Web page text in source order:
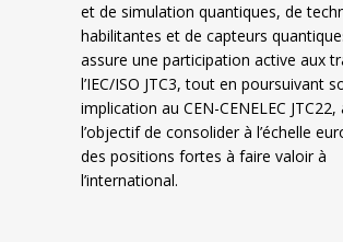
et de simulation quantiques, de
habilitantes et de capteurs
assure une participation active aux
l’IEC/ISO JTC3, tout en poursuivant
implication au CEN-CENELEC JTC22,
l’objectif de consolider à l’échelle
des positions fortes à faire valoir à
l’international.